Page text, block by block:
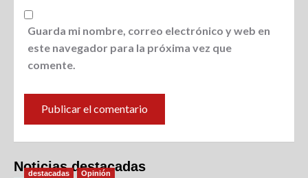
Guarda mi nombre, correo electrónico y web en
este navegador para la próxima vez que
comente.
Noticias destacadas
destacadas Opinión